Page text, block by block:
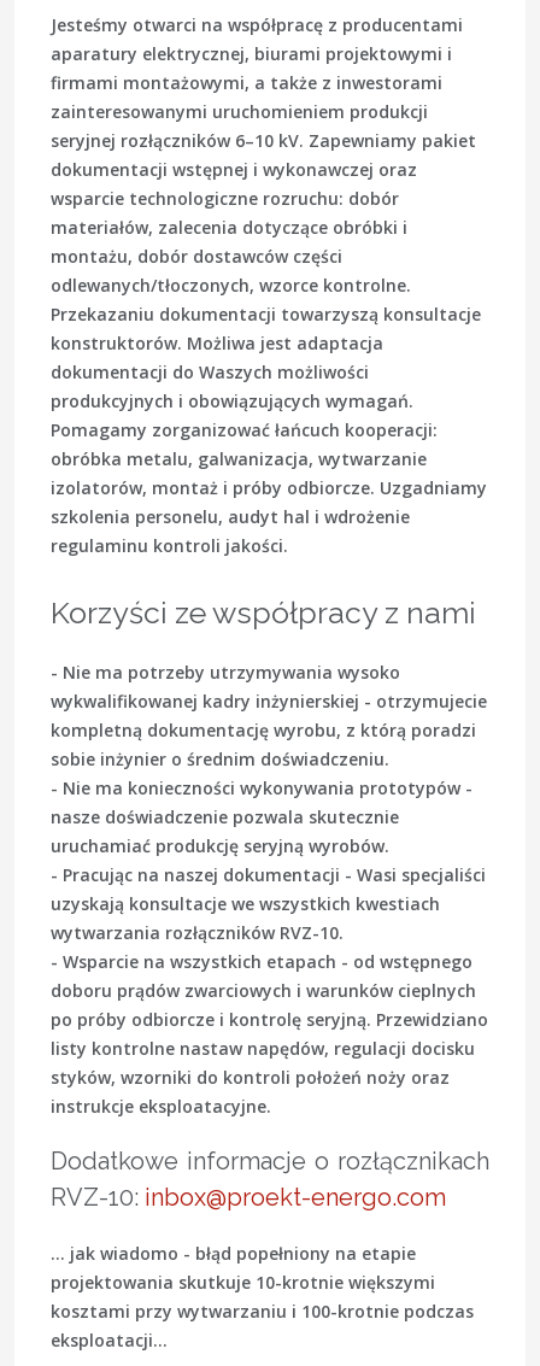
Jesteśmy otwarci na współpracę z producentami
aparatury elektrycznej, biurami projektowymi i
firmami montażowymi, a także z inwestorami
zainteresowanymi uruchomieniem produkcji
seryjnej rozłączników 6–10 kV. Zapewniamy pakiet
dokumentacji wstępnej i wykonawczej oraz
wsparcie technologiczne rozruchu: dobór
materiałów, zalecenia dotyczące obróbki i
montażu, dobór dostawców części
odlewanych/tłoczonych, wzorce kontrolne.
Przekazaniu dokumentacji towarzyszą konsultacje
konstruktorów. Możliwa jest adaptacja
dokumentacji do Waszych możliwości
produkcyjnych i obowiązujących wymagań.
Pomagamy zorganizować łańcuch kooperacji:
obróbka metalu, galwanizacja, wytwarzanie
izolatorów, montaż i próby odbiorcze. Uzgadniamy
szkolenia personelu, audyt hal i wdrożenie
regulaminu kontroli jakości.
Korzyści ze współpracy z nami
- Nie ma potrzeby utrzymywania wysoko
wykwalifikowanej kadry inżynierskiej - otrzymujecie
kompletną dokumentację wyrobu, z którą poradzi
sobie inżynier o średnim doświadczeniu.
- Nie ma konieczności wykonywania prototypów -
nasze doświadczenie pozwala skutecznie
uruchamiać produkcję seryjną wyrobów.
- Pracując na naszej dokumentacji - Wasi specjaliści
uzyskają konsultacje we wszystkich kwestiach
wytwarzania rozłączników RVZ-10.
- Wsparcie na wszystkich etapach - od wstępnego
doboru prądów zwarciowych i warunków cieplnych
po próby odbiorcze i kontrolę seryjną. Przewidziano
listy kontrolne nastaw napędów, regulacji docisku
styków, wzorniki do kontroli położeń noży oraz
instrukcje eksploatacyjne.
Dodatkowe informacje o rozłącznikach
RVZ-10: inbox@proekt-energo.com
... jak wiadomo - błąd popełniony na etapie
projektowania skutkuje 10-krotnie większymi
kosztami przy wytwarzaniu i 100-krotnie podczas
eksploatacji...